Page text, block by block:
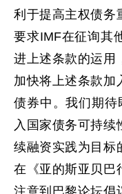
利于提高主权债务
要求IMF在征询其
进上述条款的运用
加快将上述条款加
债券中。我们期待
入国家债务可持续
续融资实践为目标
在《亚的斯亚贝巴
注意到巴黎论坛倡